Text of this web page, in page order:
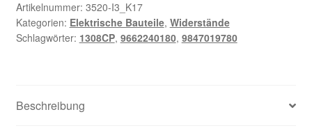
9662240180
1308CP
Menge
Artikelnummer: 3520-I3_K17
Kategorien: Elektrische Bauteile, Widerstände
Schlagwörter: 1308CP, 9662240180, 9847019780
Beschreibung